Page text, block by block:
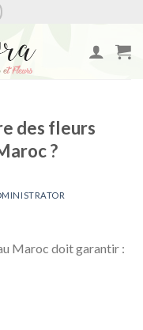
des fleurs
?
Maroc doit garantir :